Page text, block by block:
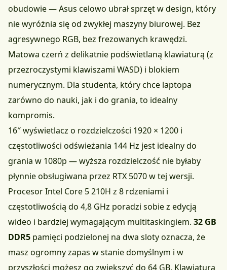
obudowie — Asus celowo ubrał sprzęt w design, który
nie wyróżnia się od zwykłej maszyny biurowej. Bez
agresywnego RGB, bez frezowanych krawędzi.
Matowa czerń z delikatnie podświetlaną klawiaturą (z
przezroczystymi klawiszami WASD) i blokiem
numerycznym. Dla studenta, który chce laptopa
zarówno do nauki, jak i do grania, to idealny
kompromis.
16″ wyświetlacz o rozdzielczości 1920 × 1200 i
częstotliwości odświeżania 144 Hz jest idealny do
grania w 1080p — wyższa rozdzielczość nie byłaby
płynnie obsługiwana przez RTX 5070 w tej wersji.
Procesor Intel Core 5 210H z 8 rdzeniami i
częstotliwością do 4,8 GHz poradzi sobie z edycją
wideo i bardziej wymagającym multitaskingiem. 32 GB
DDR5 pamięci podzielonej na dwa sloty oznacza, że
masz ogromny zapas w stanie domyślnym i w
przyszłości możesz go zwiększyć do 64 GB. Klawiatura